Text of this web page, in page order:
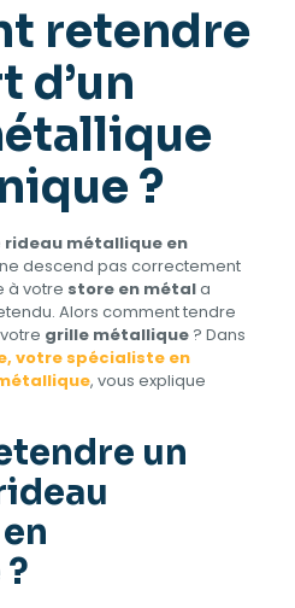
retendre
d’un
?
rideau métallique en
descend pas correctement
à votre store en métala
Alors comment tendre
grille métallique? Dans
votre spécialiste en
, vous explique
un